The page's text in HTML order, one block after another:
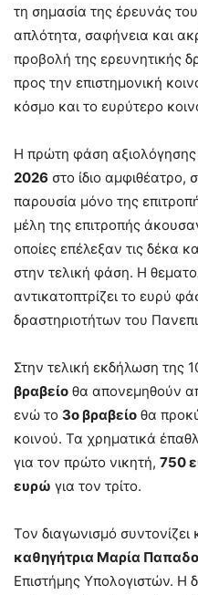
τη σημασία της έρευνάς
απλότητα, σαφήνεια και
προβολή της ερευνητικής
προς την επιστημονική
κόσμο και το ευρύτερο
Η πρώτη φάση
2026 στο ίδιο αμφιθέατρο,
παρουσία μόνο της
μέλη της επιτροπής
οποίες επέλεξαν τις δέκα
στην τελική φάση. Η
αντικατοπτρίζει το ευρύ
δραστηριοτήτων του
Στην τελική εκδήλωση της
βραβείο θα απονεμηθούν
ενώ το 3ο βραβείο θα
κοινού. Τα χρηματικά
για τον πρώτο νικητή, 750
ευρώ για τον τρίτο.
Τον διαγωνισμό συντονίζει
καθηγήτρια Μαρία
Επιστήμης Υπολογιστών. Η